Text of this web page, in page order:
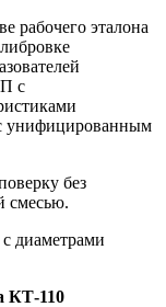
рабочего эталона
с
с унифицированным
без
смесью.
диаметрами
КТ-110